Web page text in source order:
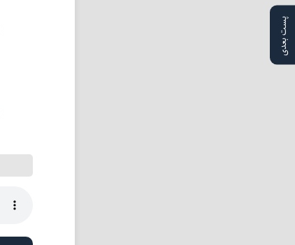
پست بعدی